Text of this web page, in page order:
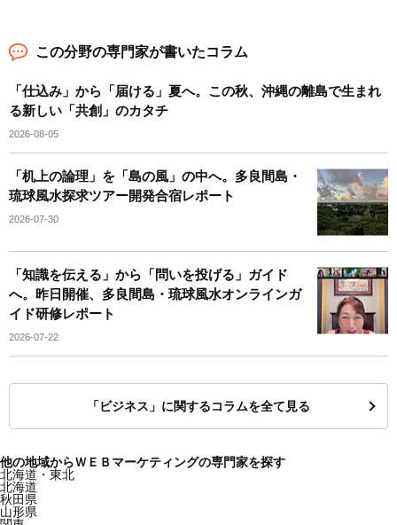
この分野の専門家が書いたコラム
「仕込み」から「届ける」夏へ。この秋、沖縄の離島で生まれ
る新しい「共創」のカタチ
2026-08-05
「机上の論理」を「島の風」の中へ。多良間島・
琉球風水探求ツアー開発合宿レポート
2026-07-30
「知識を伝える」から「問いを投げる」ガイド
へ。昨日開催、多良間島・琉球風水オンラインガ
イド研修レポート
2026-07-22
「ビジネス」に関するコラムを全て見る
他の地域からＷＥＢマーケティングの専門家を探す
北海道・東北
北海道
秋田県
山形県